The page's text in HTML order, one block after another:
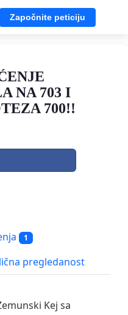
Započnite peticiju
NA 703 I
700!!
1
pregledanost
Kej sa